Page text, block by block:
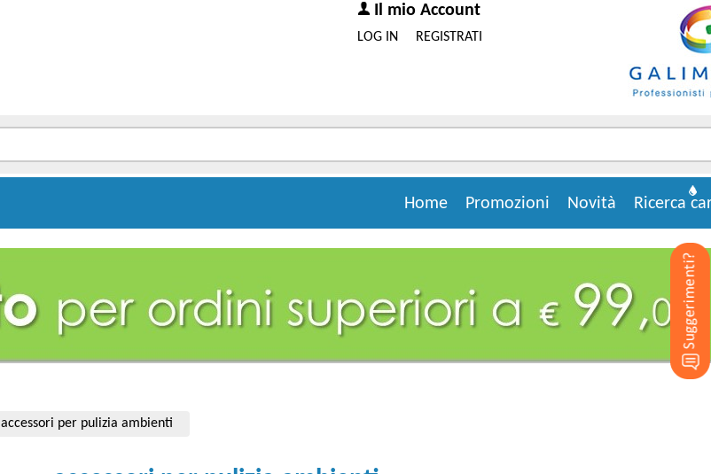
Il mio Account
REGISTRATI
LOG IN
Ricerca
Novità
Promozioni
Home
accessori per pulizia ambienti